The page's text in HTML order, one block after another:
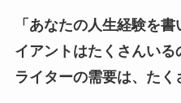
「あなたの人生経験を
イアントはたくさんい
ライターの需要は、たく